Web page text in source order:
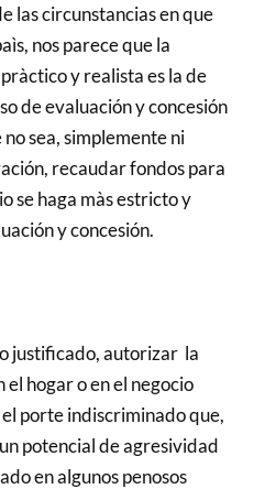
las circunstancias en que
nos parece que la
y realista es la de
de evaluación y concesión
sea, simplemente ni
recaudar fondos para
se haga màs estricto y
y concesión.
justificado, autorizar la
hogar o en el negocio
porte indiscriminado que,
potencial de agresividad
en algunos penosos